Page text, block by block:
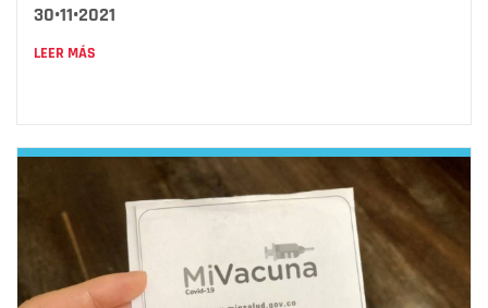
30•11•2021
LEER MÁS